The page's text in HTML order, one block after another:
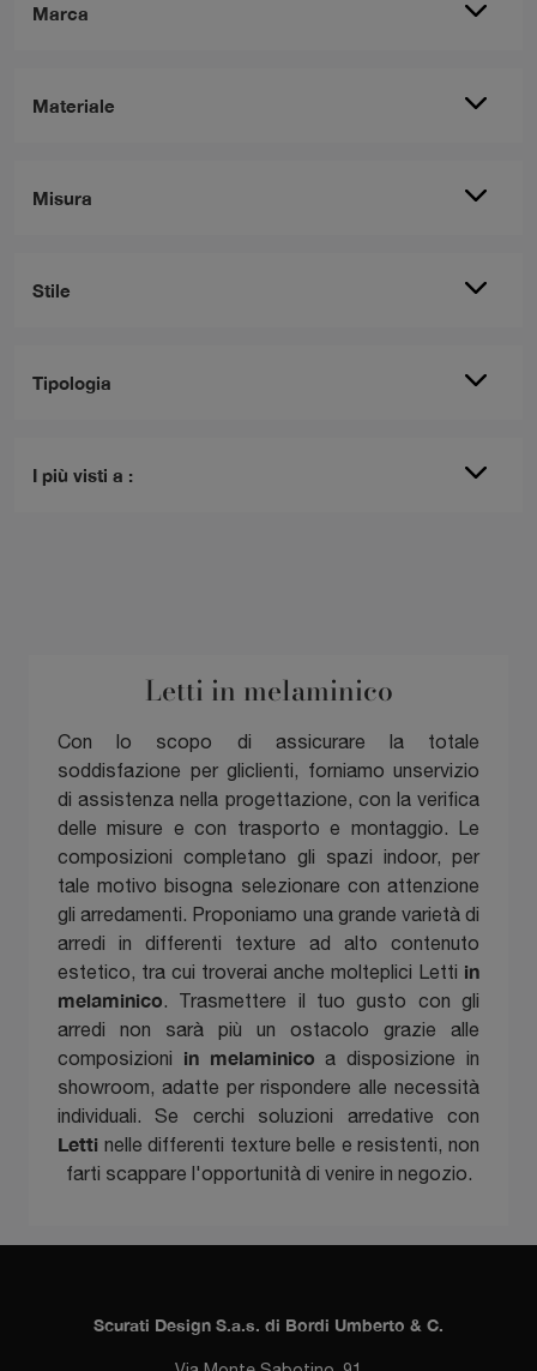
Marca
Materiale
Misura
Stile
Tipologia
I più visti a :
Letti in melaminico
Con lo scopo di assicurare la totale
soddisfazione per gliclienti, forniamo unservizio
di assistenza nella progettazione, con la verifica
delle misure e con trasporto e montaggio. Le
composizioni completano gli spazi indoor, per
tale motivo bisogna selezionare con attenzione
gli arredamenti. Proponiamo una grande varietà di
arredi in differenti texture ad alto contenuto
estetico, tra cui troverai anche molteplici Letti in
melaminico. Trasmettere il tuo gusto con gli
arredi non sarà più un ostacolo grazie alle
composizioni in melaminico a disposizione in
showroom, adatte per rispondere alle necessità
individuali. Se cerchi soluzioni arredative con
Letti nelle differenti texture belle e resistenti, non
farti scappare l'opportunità di venire in negozio.
Scurati Design S.a.s. di Bordi Umberto & C.